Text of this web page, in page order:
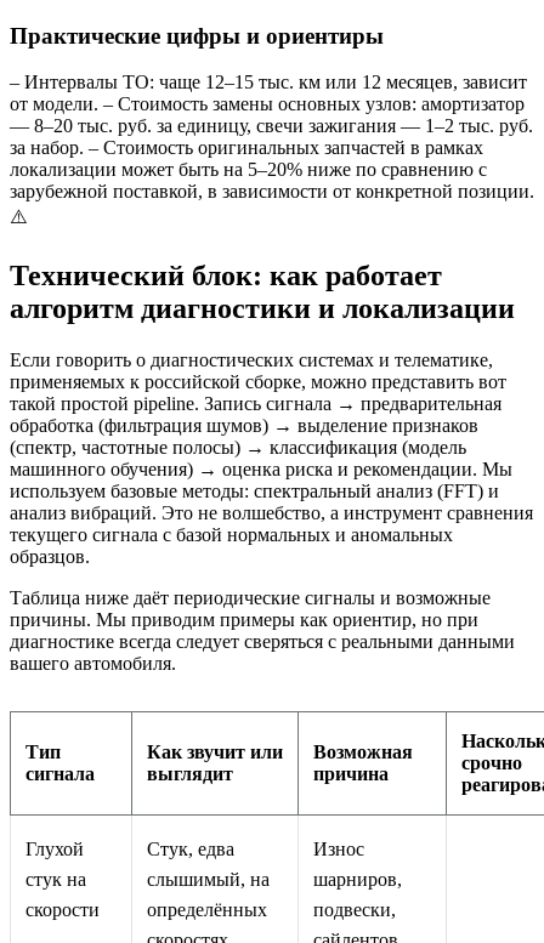
Практические цифры и ориентиры
– Интервалы ТО: чаще 12–15 тыс. км или 12 месяцев, зависит
от модели. – Стоимость замены основных узлов: амортизатор
— 8–20 тыс. руб. за единицу, свечи зажигания — 1–2 тыс. руб.
за набор. – Стоимость оригинальных запчастей в рамках
локализации может быть на 5–20% ниже по сравнению с
зарубежной поставкой, в зависимости от конкретной позиции.
⚠️
Технический блок: как работает
алгоритм диагностики и локализации
Если говорить о диагностических системах и телематике,
применяемых к российской сборке, можно представить вот
такой простой pipeline. Запись сигнала → предварительная
обработка (фильтрация шумов) → выделение признаков
(спектр, частотные полосы) → классификация (модель
машинного обучения) → оценка риска и рекомендации. Мы
используем базовые методы: спектральный анализ (FFT) и
анализ вибраций. Это не волшебство, а инструмент сравнения
текущего сигнала с базой нормальных и аномальных
образцов.
Таблица ниже даёт периодические сигналы и возможные
причины. Мы приводим примеры как ориентир, но при
диагностике всегда следует сверяться с реальными данными
вашего автомобиля.
Тип
сигнала
Как звучит или
выглядит
Возможная
причина
срочно
Глухой
стук на
скорости
Стук, едва
слышимый, на
определённых
Износ
шарниров,
подвески,